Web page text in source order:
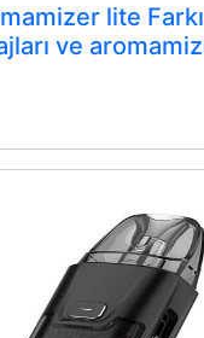
lite
ve